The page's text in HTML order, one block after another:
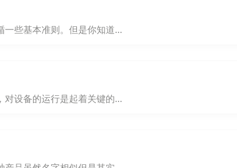
一些基本准则。但是你知道...
设备的运行是起着关键的...